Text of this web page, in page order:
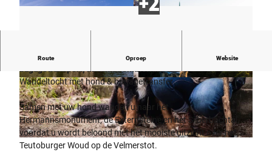
© ©Kzenon - stock.adobe.com
© Tourismus NRW e.V. © Tourismus NRW e.V.
Route Oproep Website
3x overnachting, 2x lunchpakket, hondenpakket,
Wandeltocht met hond & bagagetransfer
Samen met uw hond wandelt u naar het
Hermannsmonument, de Externsteine en het Silberbachtal,
voordat u wordt beloond met het mooiste uitzicht over het
Teutoburger Woud op de Velmerstot.